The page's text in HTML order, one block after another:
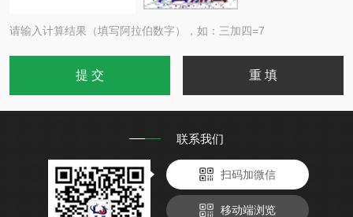
请输入计算结果（填写阿拉伯数字），如：三加四=7
联系我们
扫码加微信
移动端浏览